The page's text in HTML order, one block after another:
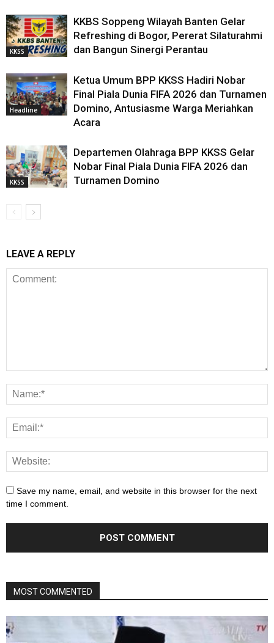
KKSS
KKBS Soppeng Wilayah Banten Gelar
Refreshing di Bogor, Pererat Silaturahmi
dan Bangun Sinergi Perantau
Headline
Ketua Umum BPP KKSS Hadiri Nobar
Final Piala Dunia FIFA 2026 dan Turnamen
Domino, Antusiasme Warga Meriahkan
Acara
KKSS
Departemen Olahraga BPP KKSS Gelar
Nobar Final Piala Dunia FIFA 2026 dan
Turnamen Domino
LEAVE A REPLY
Save my name, email, and website in this browser for the next
time I comment.
MOST COMMENTED